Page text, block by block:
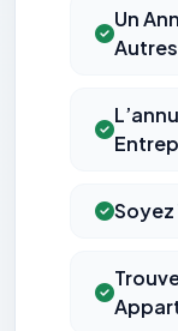
Un
Autres
Soyez